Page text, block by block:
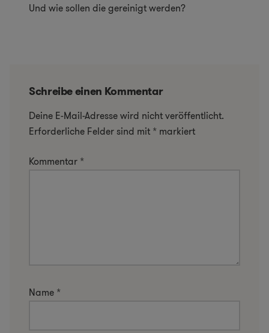
Und wie sollen die gereinigt werden?
Schreibe einen Kommentar
Deine E-Mail-Adresse wird nicht veröffentlicht.
Erforderliche Felder sind mit * markiert
Kommentar *
Name *